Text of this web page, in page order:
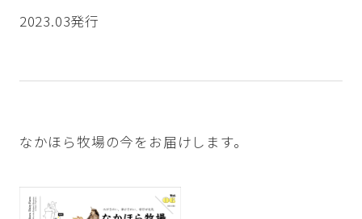
2023.03発行
なかほら牧場の今をお届けします。